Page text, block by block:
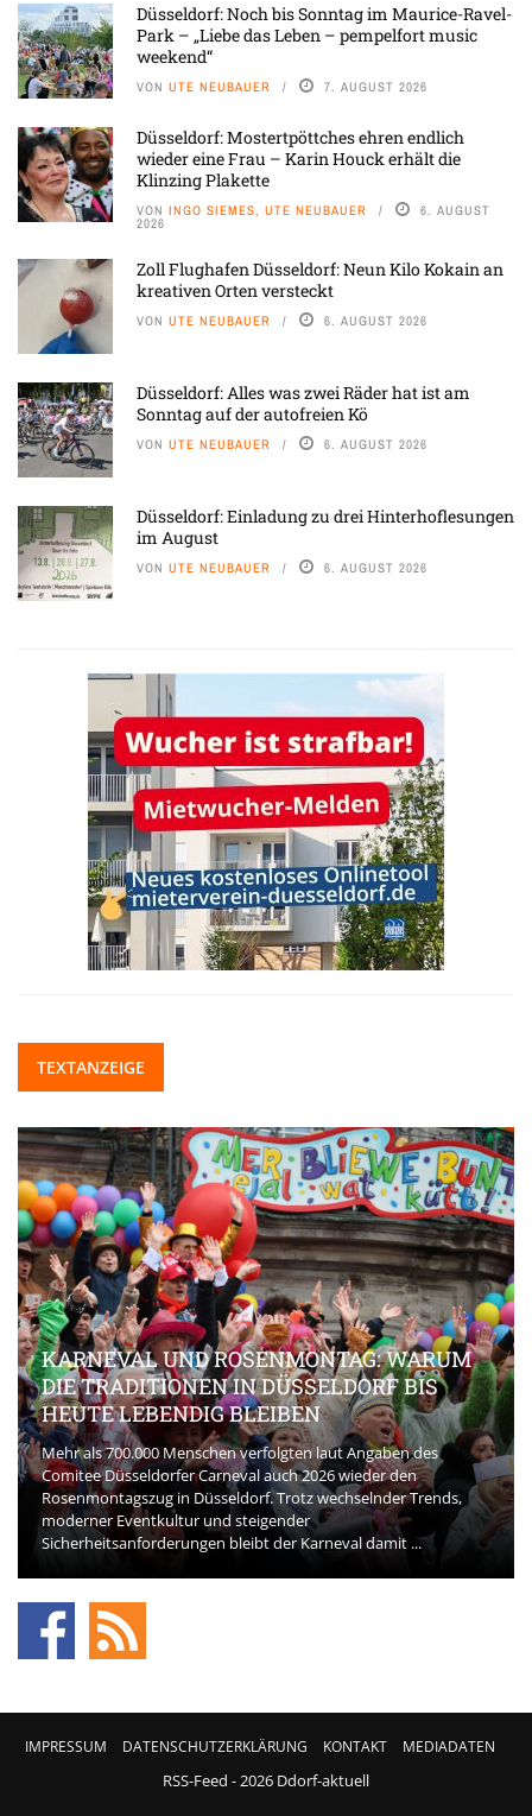
Düsseldorf: Noch bis Sonntag im Maurice-Ravel-
Park – „Liebe das Leben – pempelfort music
weekend“
VON UTE NEUBAUER 7. AUGUST 2026
Düsseldorf: Mostertpöttches ehren endlich
wieder eine Frau – Karin Houck erhält die
Klinzing Plakette
VON INGO SIEMES, UTE NEUBAUER 6. AUGUST
2026
Zoll Flughafen Düsseldorf: Neun Kilo Kokain an
kreativen Orten versteckt
VON UTE NEUBAUER 6. AUGUST 2026
Düsseldorf: Alles was zwei Räder hat ist am
Sonntag auf der autofreien Kö
VON UTE NEUBAUER 6. AUGUST 2026
Düsseldorf: Einladung zu drei Hinterhoflesungen
im August
VON UTE NEUBAUER 6. AUGUST 2026
TEXTANZEIGE
KARNEVAL UND ROSENMONTAG: WARUM
DIE TRADITIONEN IN DÜSSELDORF BIS
HEUTE LEBENDIG BLEIBEN
Mehr als 700.000 Menschen verfolgten laut Angaben des
Comitee Düsseldorfer Carneval auch 2026 wieder den
Rosenmontagszug in Düsseldorf. Trotz wechselnder Trends,
moderner Eventkultur und steigender
Sicherheitsanforderungen bleibt der Karneval damit ...
IMPRESSUM DATENSCHUTZERKLÄRUNG KONTAKT MEDIADATEN
RSS-Feed - 2026 Ddorf-aktuell